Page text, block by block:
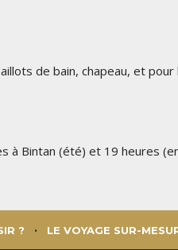
de bain, chapeau, et
à Bintan (été) et 19 heures
? LE VOYAGE SUR-